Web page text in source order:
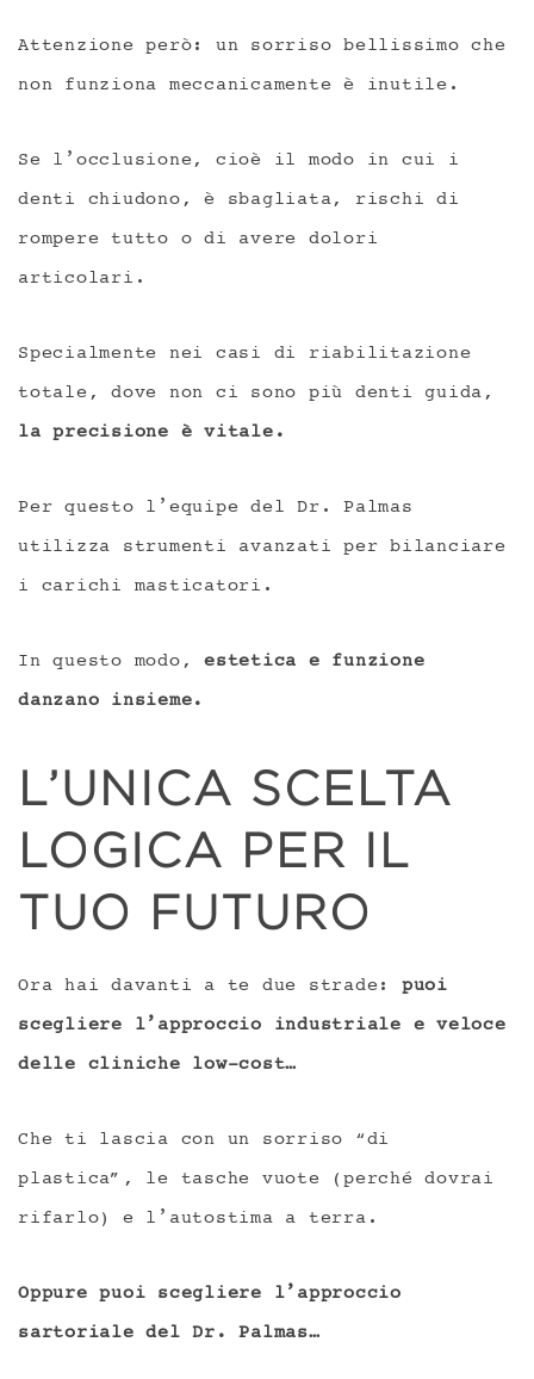
Attenzione però: un sorriso bellissimo che
non funziona meccanicamente è inutile.
Se l’occlusione, cioè il modo in cui i
denti chiudono, è sbagliata, rischi di
rompere tutto o di avere dolori
articolari.
Specialmente nei casi di riabilitazione
totale, dove non ci sono più denti guida,
la precisione è vitale.
Per questo l’equipe del Dr. Palmas
utilizza strumenti avanzati per bilanciare
i carichi masticatori.
In questo modo, estetica e funzione
danzano insieme.
L’UNICA SCELTA
LOGICA PER IL
TUO FUTURO
Ora hai davanti a te due strade: puoi
scegliere l’approccio industriale e veloce
delle cliniche low-cost…
Che ti lascia con un sorriso “di
plastica”, le tasche vuote (perché dovrai
rifarlo) e l’autostima a terra.
Oppurepuoi scegliere l’approccio
sartoriale del Dr. Palmas…